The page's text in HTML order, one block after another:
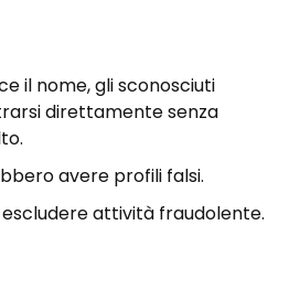
il nome, gli sconosciuti
direttamente senza
avere profili falsi.
escludere attività fraudolente.